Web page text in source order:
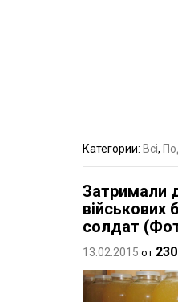
Категории: Всі,
Затримали
військових
солдат
13.02.2015 от